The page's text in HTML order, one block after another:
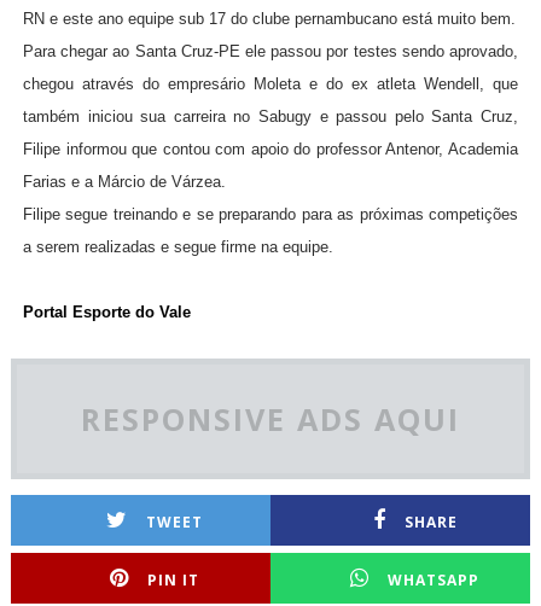
RN e este ano equipe sub 17 do clube pernambucano está muito bem.
Para chegar ao Santa Cruz-PE ele passou por testes sendo aprovado,
chegou através do empresário Moleta e do ex atleta Wendell, que
também iniciou sua carreira no Sabugy e passou pelo Santa Cruz,
Filipe informou que contou com apoio do professor Antenor, Academia
Farias e a Márcio de Várzea.
Filipe segue treinando e se preparando para as próximas competições
a serem realizadas e segue firme na equipe.
Portal Esporte do Vale
RESPONSIVE ADS AQUI
TWEET SHARE
PIN IT WHATSAPP